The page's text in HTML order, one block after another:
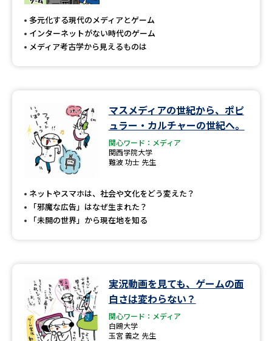
多元化する現代のメディアとゲーム
インターネットがない時代のゲーム
メディア考古学から見えるものは
マスメディアの世紀から、ポピ
ュラー・カルチャーの世紀へ。
関心ワード：メディア
関西学院大学
難波 功士 先生
ネットやスマホは、社会や文化をどう変えた？
「邪魔な広告」はなぜ生まれた？
「未開の世界」から現在地を知る
実況動画を見ても、ゲームの面
白さは変わらない？
関心ワード：メディア
白鴎大学
玉宮 義之 先生